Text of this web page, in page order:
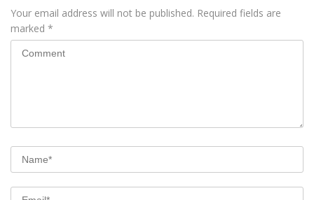
Your email address will not be published. Required fields are
marked *